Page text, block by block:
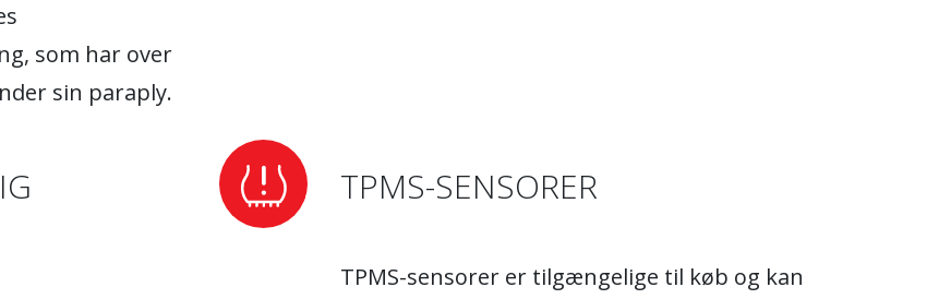
som har over
sin paraply.
TPMS-SENSORER
TPMS-sensorer er tilgængelige til køb og kan